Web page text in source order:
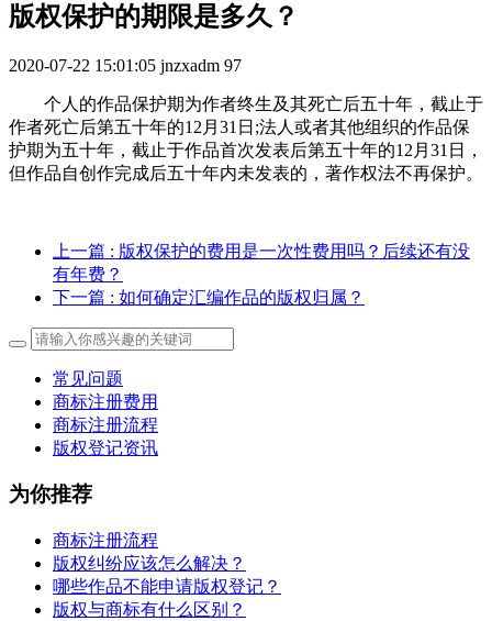
版权保护的期限是多久？
2020-07-22 15:01:05 jnzxadm 97
个人的作品保护期为作者终生及其死亡后五十年，截止于
作者死亡后第五十年的12月31日;法人或者其他组织的作品保
护期为五十年，截止于作品首次发表后第五十年的12月31日，
但作品自创作完成后五十年内未发表的，著作权法不再保护。
上一篇 : 版权保护的费用是一次性费用吗？后续还有没
有年费？
下一篇 : 如何确定汇编作品的版权归属？
常见问题
商标注册费用
商标注册流程
版权登记资讯
为你推荐
商标注册流程
版权纠纷应该怎么解决？
哪些作品不能申请版权登记？
版权与商标有什么区别？